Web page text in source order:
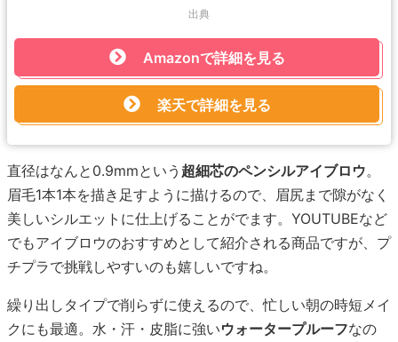
出典
Amazonで詳細を見る
楽天で詳細を見る
直径はなんと0.9mmという 超細芯のペンシルアイブロウ。
眉毛1本1本を描き足すように描けるので、眉尻まで隙がなく
美しいシルエットに仕上げることがでます。YOUTUBEなど
でもアイブロウのおすすめとして紹介される商品ですが、プ
チプラで挑戦しやすいのも嬉しいですね。
繰り出しタイプで削らずに使えるので、忙しい朝の時短メイ
クにも最適。水・汗・皮脂に強いウォータープルーフなの